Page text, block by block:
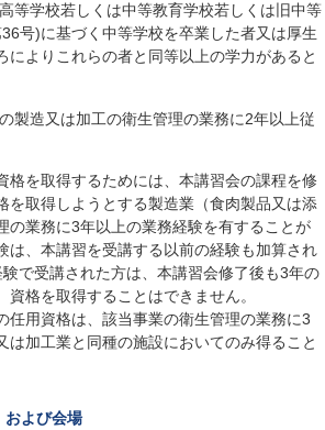
等学校若しくは中等教育学校若しくは旧中等
号)に基づく中等学校を卒業した者又は厚生
によりこれらの者と同等以上の学力があると
製造又は加工の衛生管理の業務に2年以上従
格を取得するためには、本講習会の課程を修
を取得しようとする製造業（食肉製品又は添
の業務に3年以上の業務経験を有することが
は、本講習を受講する以前の経験も加算され
で受講された方は、本講習会修了後も3年の
資格を取得することはできません。
任用資格は、該当事業の衛生管理の業務に3
は加工業と同種の施設においてのみ得ること
および会場